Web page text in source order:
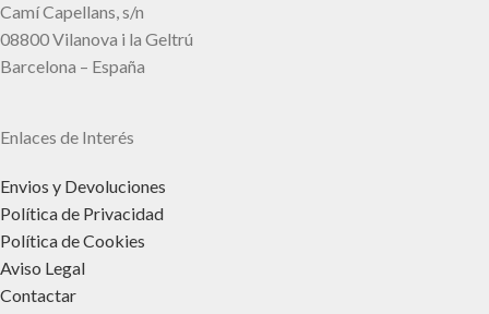
Camí Capellans, s/n
08800 Vilanova i la Geltrú
Barcelona – España
Enlaces de Interés
Envios y Devoluciones
Política de Privacidad
Política de Cookies
Aviso Legal
Contactar